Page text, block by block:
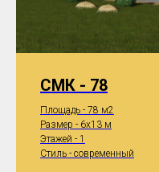
СМК - 78
Площадь - 78 м2
Размер - 6x13 м
Этажей - 1
Стиль - современный